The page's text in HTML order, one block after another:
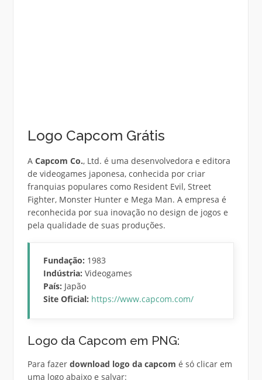
Logo Capcom Grátis
A Capcom Co., Ltd. é uma desenvolvedora e editora
de videogames japonesa, conhecida por criar
franquias populares como Resident Evil, Street
Fighter, Monster Hunter e Mega Man. A empresa é
reconhecida por sua inovação no design de jogos e
pela qualidade de suas produções.
Fundação: 1983
Indústria: Videogames
País: Japão
Site Oficial: https://www.capcom.com/
Logo da Capcom em PNG:
Para fazer download logo da capcom é só clicar em
uma logo abaixo e salvar: